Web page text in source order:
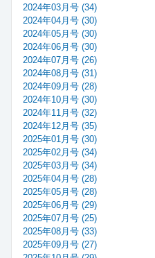
2024年03月号 (34)
2024年04月号 (30)
2024年05月号 (30)
2024年06月号 (30)
2024年07月号 (26)
2024年08月号 (31)
2024年09月号 (28)
2024年10月号 (30)
2024年11月号 (32)
2024年12月号 (35)
2025年01月号 (30)
2025年02月号 (34)
2025年03月号 (34)
2025年04月号 (28)
2025年05月号 (28)
2025年06月号 (29)
2025年07月号 (25)
2025年08月号 (33)
2025年09月号 (27)